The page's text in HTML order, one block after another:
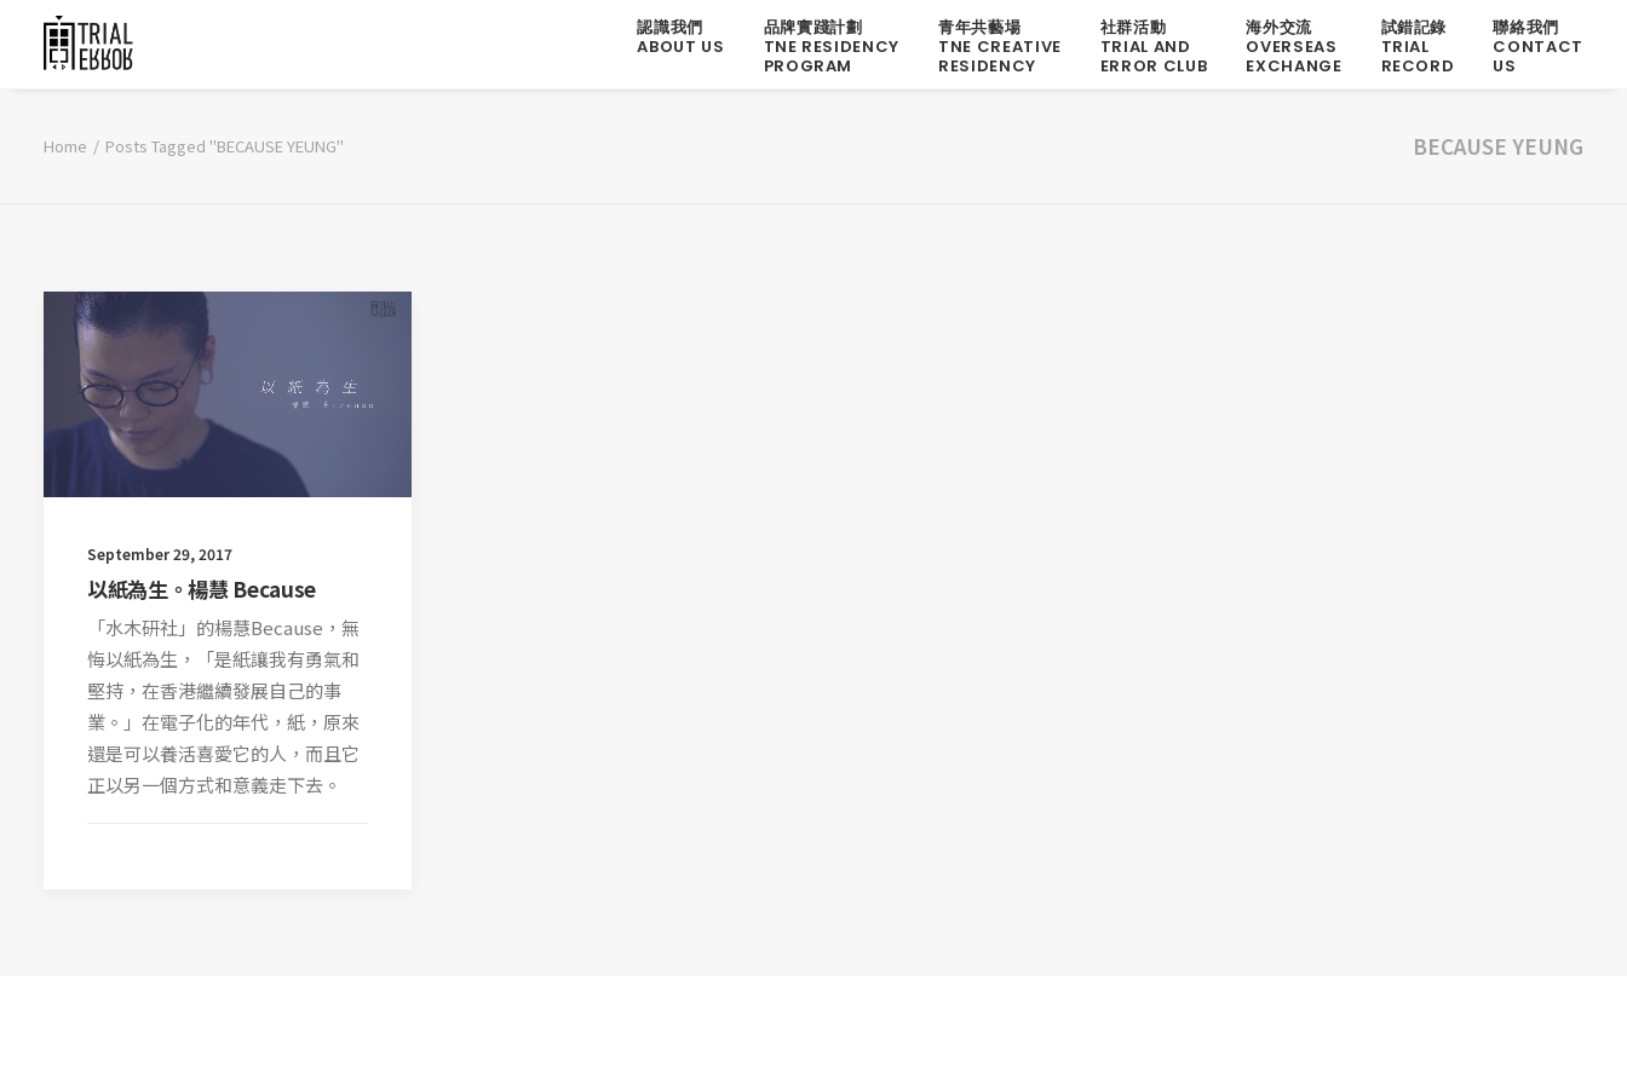
認識我們
ABOUT US
品牌實踐計劃
TNE RESIDENCY
PROGRAM
青年共藝場
TNE CREATIVE
RESIDENCY
社群活動
TRIAL AND
ERROR CLUB
海外交流
OVERSEAS
EXCHANGE
試錯記錄
TRIAL
RECORD
聯絡我們
CONTACT
US
BECAUSE YEUNG
Home Posts Tagged "BECAUSE YEUNG"
September 29, 2017
以紙為生。楊慧 Because
「水木研社」的楊慧Because，無
悔以紙為生，「是紙讓我有勇氣和
堅持，在香港繼續發展自己的事
業。」在電子化的年代，紙，原來
還是可以養活喜愛它的人，而且它
正以另一個方式和意義走下去。